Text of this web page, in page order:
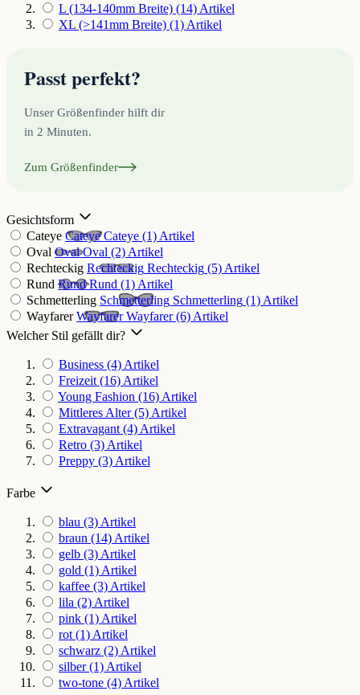
L (134-140mm Breite) (14) Artikel
XL (>141mm Breite) (1) Artikel
Passt perfekt?
Unser Größenfinder hilft dir
in 2 Minuten.
Zum Größenfinder
Gesichtsform
Cateye Cateye Cateye (1) Artikel
Oval Oval Oval (2) Artikel
Rechteckig Rechteckig Rechteckig (5) Artikel
Rund Rund Rund (1) Artikel
Schmetterling Schmetterling Schmetterling (1) Artikel
WayfarerWayfarer Wayfarer (6) Artikel
Welcher Stil gefällt dir?
Business (4) Artikel
Freizeit (16) Artikel
Young Fashion (16) Artikel
Mittleres Alter (5) Artikel
Extravagant (4) Artikel
Retro (3) Artikel
Preppy (3) Artikel
Farbe
blau (3) Artikel
braun (14) Artikel
gelb (3) Artikel
gold (1) Artikel
kaffee (3) Artikel
lila (2) Artikel
pink (1) Artikel
rot (1) Artikel
schwarz (2) Artikel
silber (1) Artikel
two-tone (4) Artikel